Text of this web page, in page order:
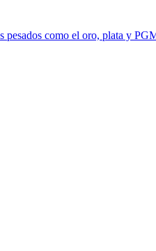
como el oro, plata y